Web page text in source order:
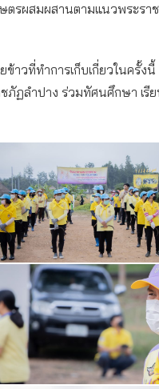
ตรผสมผสานตามแนวพระรา
ข้าวที่ทำการเก็บเกี่ยวในครั้
ชภัฏลำปาง ร่วมทัศนศึกษา เรี